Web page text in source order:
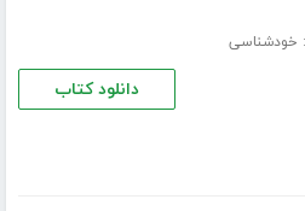
خودشناسی
دانلود کتاب